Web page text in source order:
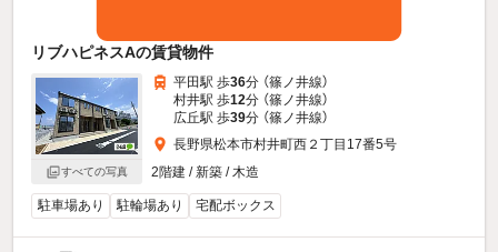
リブハピネスAの賃貸物件
すべての写真
平田駅 歩36分 （篠ノ井線）
村井駅 歩12分 （篠ノ井線）
広丘駅 歩39分 （篠ノ井線）
長野県松本市村井町西２丁目17番5号
2階建 / 新築 / 木造
駐車場あり 駐輪場あり 宅配ボックス